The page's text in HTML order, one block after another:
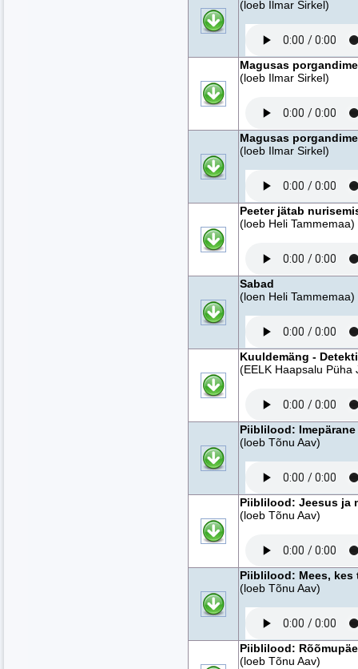
(loeb Ilmar Sirkel)
Magusas
(loeb Ilmar Sirkel)
Magusas
(loeb Ilmar Sirkel)
Peeter jätab
(loeb Heli Tammemaa)
Sabad
(loen Heli Tammemaa)
Kuuldemäng -
(EELK Haapsalu
Piiblilood:
(loeb Tõnu Aav)
Piiblilood: Jeesus ja
(loeb Tõnu Aav)
Piiblilood: Mees,
(loeb Tõnu Aav)
Piiblilood:
(loeb Tõnu Aav)